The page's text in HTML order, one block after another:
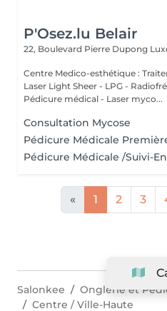
P'Osez.lu Belair
22, Boulevard Pierre Dupong
Centre Medico-esthétique :
Laser Light Sheer - LPG -
Pédicure médical - Laser myco...
Consultation Mycose
Pédicure Médicale
Pédicure Médicale /Suivi-
« 1 2 3
Salonkee Onglerie et
Centre / Ville-Haute